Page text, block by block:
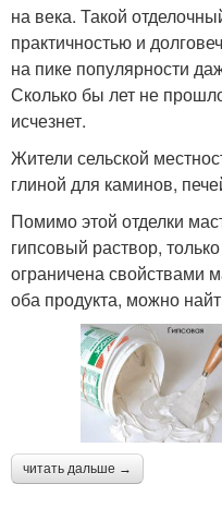
на века. Такой
практичностью и
на пике популярности
Сколько бы лет не
исчезнет.
Жители сельской
глиной для каминов,
Помимо этой отделки
гипсовый раствор,
ограничена свойствами
оба продукта, можно
читать дальше →